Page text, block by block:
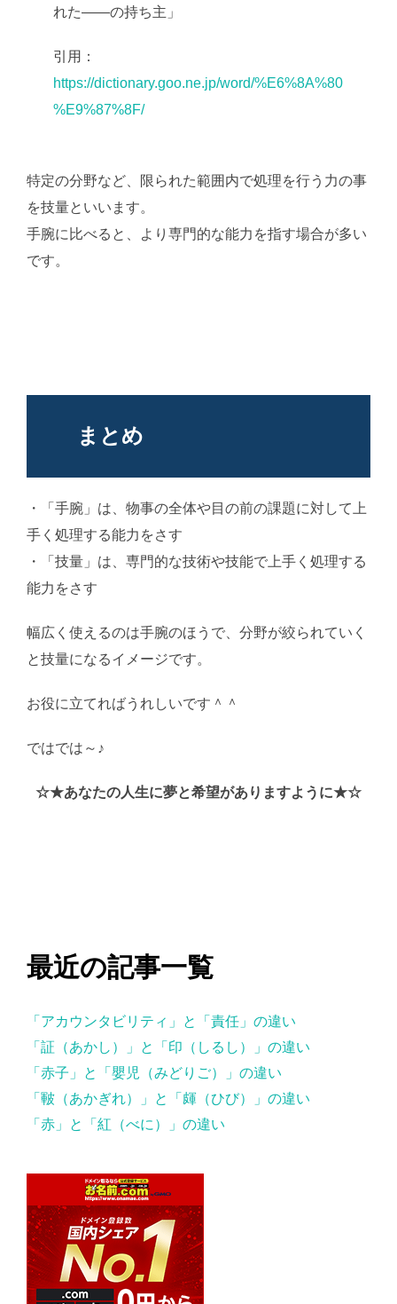
れた――の持ち主」
引用：
https://dictionary.goo.ne.jp/word/%E6%8A%80
%E9%87%8F/
特定の分野など、限られた範囲内で処理を行う力の事
を技量といいます。
手腕に比べると、より専門的な能力を指す場合が多い
です。
まとめ
・「手腕」は、物事の全体や目の前の課題に対して上
手く処理する能力をさす
・「技量」は、専門的な技術や技能で上手く処理する
能力をさす
幅広く使えるのは手腕のほうで、分野が絞られていく
と技量になるイメージです。
お役に立てればうれしいです＾＾
ではでは～♪
☆★あなたの人生に夢と希望がありますように★☆
最近の記事一覧
「アカウンタビリティ」と「責任」の違い
「証（あかし）」と「印（しるし）」の違い
「赤子」と「嬰児（みどりご）」の違い
「皸（あかぎれ）」と「皹（ひび）」の違い
「赤」と「紅（べに）」の違い